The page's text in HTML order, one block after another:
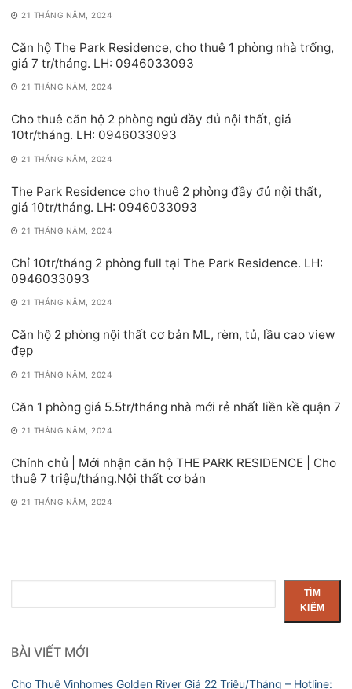
21 THÁNG NĂM, 2024
Căn hộ The Park Residence, cho thuê 1 phòng nhà trống,
giá 7 tr/tháng. LH: 0946033093
21 THÁNG NĂM, 2024
Cho thuê căn hộ 2 phòng ngủ đầy đủ nội thất, giá
10tr/tháng. LH: 0946033093
21 THÁNG NĂM, 2024
The Park Residence cho thuê 2 phòng đầy đủ nội thất,
giá 10tr/tháng. LH: 0946033093
21 THÁNG NĂM, 2024
Chỉ 10tr/tháng 2 phòng full tại The Park Residence. LH:
0946033093
21 THÁNG NĂM, 2024
Căn hộ 2 phòng nội thất cơ bản ML, rèm, tủ, lầu cao view
đẹp
21 THÁNG NĂM, 2024
Căn 1 phòng giá 5.5tr/tháng nhà mới rẻ nhất liền kề quận 7
21 THÁNG NĂM, 2024
Chính chủ | Mới nhận căn hộ THE PARK RESIDENCE | Cho
thuê 7 triệu/tháng.Nội thất cơ bản
21 THÁNG NĂM, 2024
kiếm
TÌM
KIẾM
BÀI VIẾT MỚI
Cho Thuê Vinhomes Golden River Giá 22 Triệu/Tháng – Hotline: